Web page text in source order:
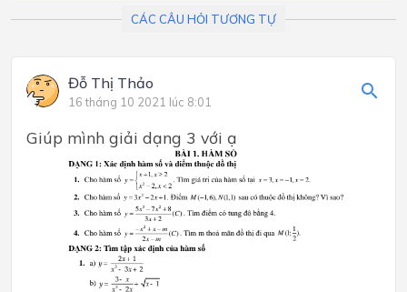
CÁC CÂU HỎI TƯƠNG TỰ
Đỗ Thị Thảo
16 tháng 10 2021 lúc 8:01
Giúp mình giải dạng 3 với ạ